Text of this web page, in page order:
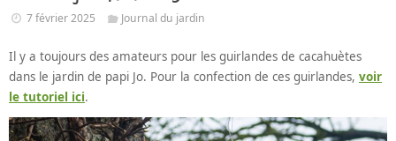
7 février 2025 Journal du jardin
Il y a toujours des amateurs pour les guirlandes de cacahuètes
dans le jardin de papi Jo. Pour la confection de ces guirlandes, voir
le tutoriel ici.